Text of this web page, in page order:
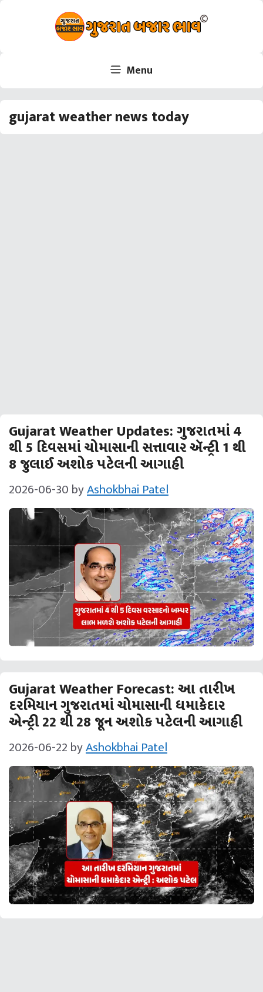
Skip
Menu
gujarat weather news today
Gujarat Weather Updates: ગુજરાતમાં 4
થી 5 દિવસમાં ચોમાસાની સત્તાવાર ઍન્ટ્રી 1 થી
8 જુલાઈ અશોક પટેલની આગાહી
2026-06-30 byAshokbhai Patel
Gujarat Weather Forecast: આ તારીખ
દરમિયાન ગુજરાતમાં ચોમાસાની ધમાકેદાર
એન્‍ટ્રી 22 થી 28 જૂન અશોક પટેલની આગાહી
2026-06-22 byAshokbhai Patel